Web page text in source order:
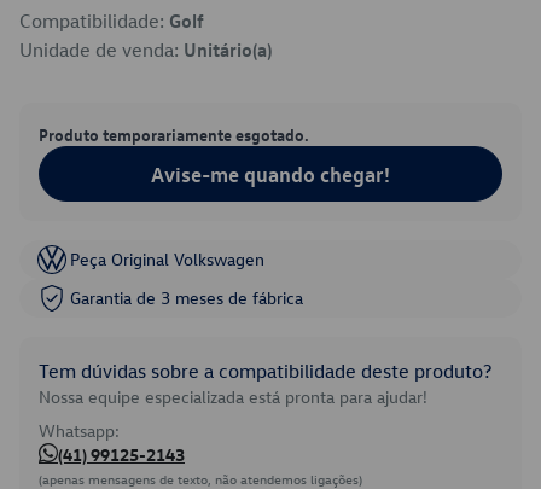
Compatibilidade: Golf
Unidade de venda: Unitário(a)
Produto temporariamente esgotado.
Avise-me quando chegar!
Peça Original Volkswagen
Garantia de 3 meses de fábrica
Tem dúvidas sobre a compatibilidade deste produto?
Nossa equipe especializada está pronta para ajudar!
Whatsapp:
(41) 99125-2143
(apenas mensagens de texto, não atendemos ligações)